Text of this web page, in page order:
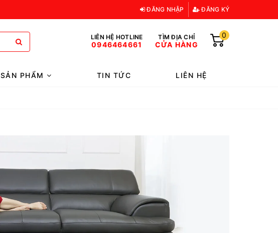
ĐĂNG NHẬP ĐĂNG KÝ
LIÊN HỆ HOTLINE
0946464661
TÌM ĐỊA CHỈ
CỬA HÀNG
0
SẢN PHẨM TIN TỨC LIÊN HỆ